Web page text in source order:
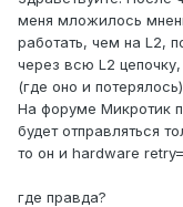
меня мложилось
работать, чем на L2,
через всю L2
(где оно и
На форуме Микротик
будет отправляться
то он и hardware
где правда?